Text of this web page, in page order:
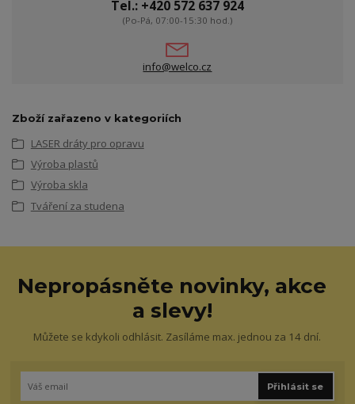
Tel.: +420 572 637 924
(Po-Pá, 07:00-15:30 hod.)
info@welco.cz
Zboží zařazeno v kategoriích
LASER dráty pro opravu
Výroba plastů
Výroba skla
Tváření za studena
Nepropásněte novinky, akce
a slevy!
Můžete se kdykoli odhlásit. Zasíláme max. jednou za 14 dní.
Přihlásit se